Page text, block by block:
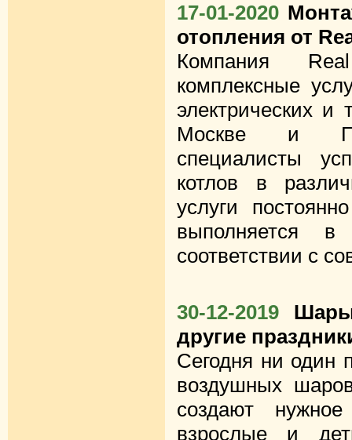
17-01-2020
отопления от
Компания
комплексные
электрических и
Москве и
специалисты
котлов в
услуги
выполняется
соответствии с
30-12-2019
другие
Сегодня ни один
воздушных
создают
взрослые и